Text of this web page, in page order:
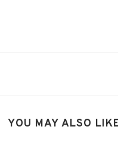
YOU MAY ALSO